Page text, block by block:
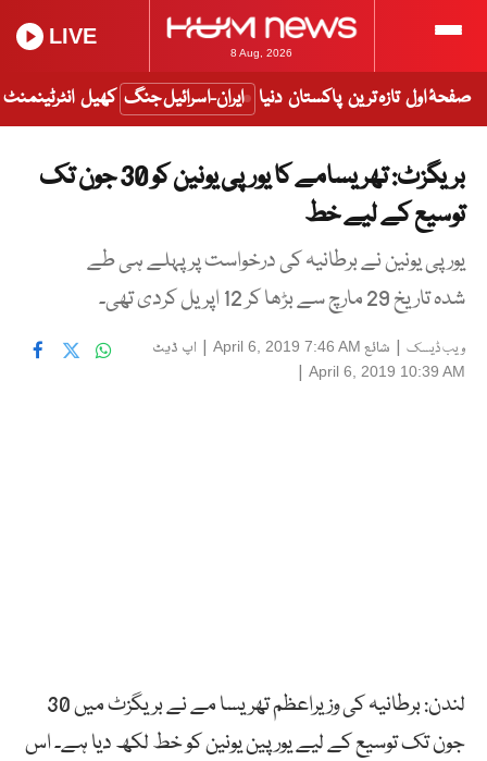
8 Aug, 2026
LIVE
صفحۂ اول تازہ ترین پاکستان دنیا ایران-اسرائیل جنگ کھیل انٹرٹینمنٹ
بریگزٹ: تھریسامے کا یورپی یونین کو 30 جون تک
توسیع کے لیے خط
یورپی یونین نے برطانیہ کی درخواست پر پہلے ہی طے
شدہ تاریخ 29 مارچ سے بڑھا کر 12 اپریل کردی تھی۔
ویب ڈیسک | شائع April 6, 2019 7:46 AM
| اپ ڈیٹ
April 6, 2019 10:39 AM
|
لندن: برطانیہ کی وزیراعظم تھریسا مے نے بریگزٹ میں 30
جون تک توسیع کے لیے یورپین یونین کو خط لکھ دیا ہے۔ اس